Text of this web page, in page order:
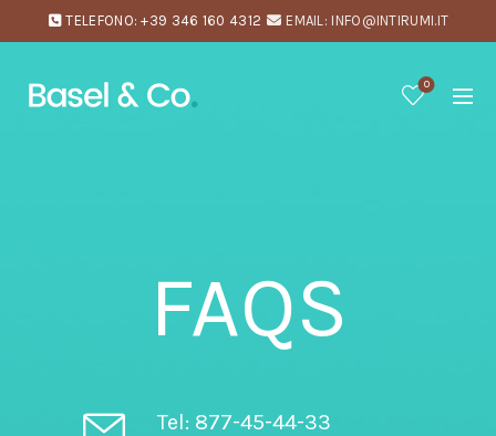
TELEFONO: +39 346 160 4312 EMAIL: INFO@INTIRUMI.IT
0
FAQS
Tel: 877-45-44-33